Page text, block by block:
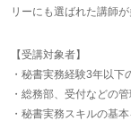
リーにも選ばれた講師
【受講対象者】
・秘書実務経験3年以下
・総務部、受付などの
・秘書実務スキルの基